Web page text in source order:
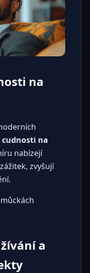
na
cudnosti na
nabízejí
zvyšují
a